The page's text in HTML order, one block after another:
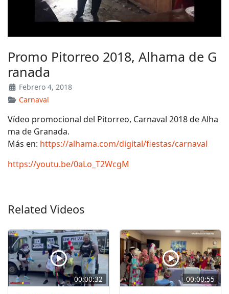
Promo Pitorreo 2018, Alhama de G
ranada
Febrero 4, 2018
Carnaval
Vídeo promocional del Pitorreo, Carnaval 2018 de Alha
ma de Granada.
Más en: https://alhama.com/digital/fiestas/carnaval
https://youtu.be/0aLo_T2WcgM
Related Videos
00:00:32 00:00:55